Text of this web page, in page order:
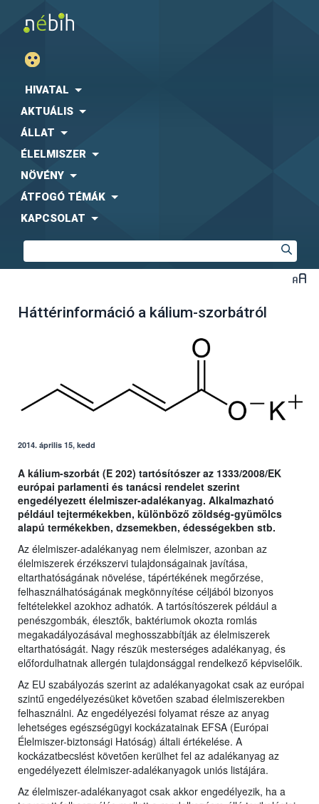
HIVATAL
AKTUÁLIS
ÁLLAT
ÉLELMISZER
NÖVÉNY
ÁTFOGÓ TÉMÁK
KAPCSOLAT
Háttérinformáció a kálium-szorbátról
2014. április 15, kedd
A kálium-szorbát (E 202) tartósítószer az 1333/2008/EK
európai parlamenti és tanácsi rendelet szerint
engedélyezett élelmiszer-adalékanyag. Alkalmazható
például tejtermékekben, különböző zöldség-gyümölcs
alapú termékekben, dzsemekben, édességekben stb.
Az élelmiszer-adalékanyag nem élelmiszer, azonban az
élelmiszerek érzékszervi tulajdonságainak javítása,
eltarthatóságának növelése, tápértékének megőrzése,
felhasználhatóságának megkönnyítése céljából bizonyos
feltételekkel azokhoz adhatók. A tartósítószerek például a
penészgombák, élesztők, baktériumok okozta romlás
megakadályozásával meghosszabbítják az élelmiszerek
eltarthatóságát. Nagy részük mesterséges adalékanyag, és
előfordulhatnak allergén tulajdonsággal rendelkező képviselőik.
Az EU szabályozás szerint az adalékanyagokat csak az európai
szintű engedélyezésüket követően szabad élelmiszerekben
felhasználni. Az engedélyezési folyamat része az anyag
lehetséges egészségügyi kockázatainak EFSA (Európai
Élelmiszer-biztonsági Hatóság) általi értékelése. A
kockázatbecslést követően kerülhet fel az adalékanyag az
engedélyezett élelmiszer-adalékanyagok uniós listájára.
Az élelmiszer-adalékanyagot csak akkor engedélyezik, ha a